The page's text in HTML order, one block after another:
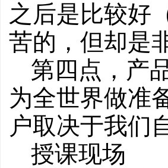
之后是比较好
苦的，但却是
第四点，产
为全世界做准
户取决于我们
授课现场